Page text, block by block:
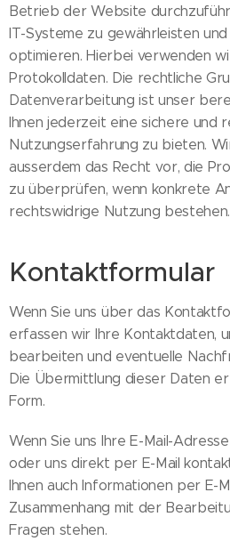
Betrieb der Website
IT-Systeme zu gewährleisten
optimieren. Hierbei verwenden
Protokolldaten. Die rechtliche
Datenverarbeitung ist unser
Ihnen jederzeit eine sichere und
Nutzungserfahrung zu bieten.
ausserdem das Recht vor, die
zu überprüfen, wenn konkrete
rechtswidrige Nutzung bestehen.
Kontaktformular
Wenn Sie uns über das
erfassen wir Ihre Kontaktdaten,
bearbeiten und eventuelle
Die Übermittlung dieser Daten
Form.
Wenn Sie uns Ihre E-Mail-
oder uns direkt per E-Mail
Ihnen auch Informationen per E-
Zusammenhang mit der
Fragen stehen.